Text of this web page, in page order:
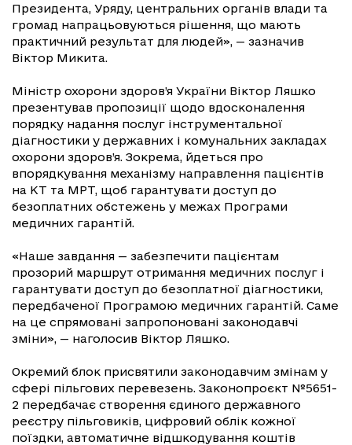
Президента, Уряду, центральних органів влади та
громад напрацьовуються рішення, що мають
практичний результат для людей», — зазначив
Віктор Микита.
Міністр охорони здоров’я України Віктор Ляшко
презентував пропозиції щодо вдосконалення
порядку надання послуг інструментальної
діагностики у державних і комунальних закладах
охорони здоров’я. Зокрема, йдеться про
впорядкування механізму направлення пацієнтів
на КТ та МРТ, щоб гарантувати доступ до
безоплатних обстежень у межах Програми
медичних гарантій.
«Наше завдання — забезпечити пацієнтам
прозорий маршрут отримання медичних послуг і
гарантувати доступ до безоплатної діагностики,
передбаченої Програмою медичних гарантій. Саме
на це спрямовані запропоновані законодавчі
зміни», — наголосив Віктор Ляшко.
Окремий блок присвятили законодавчим змінам у
сфері пільгових перевезень. Законопроєкт №5651-
2 передбачає створення єдиного державного
реєстру пільговиків, цифровий облік кожної
поїздки, автоматичне відшкодування коштів